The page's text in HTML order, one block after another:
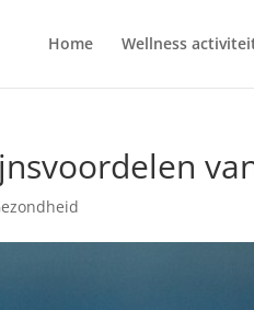
Home Wellness